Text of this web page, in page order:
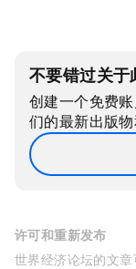
不要错过关于
创建一个免费
们的最新出版物
许可和重新发布
世界经济论坛的文